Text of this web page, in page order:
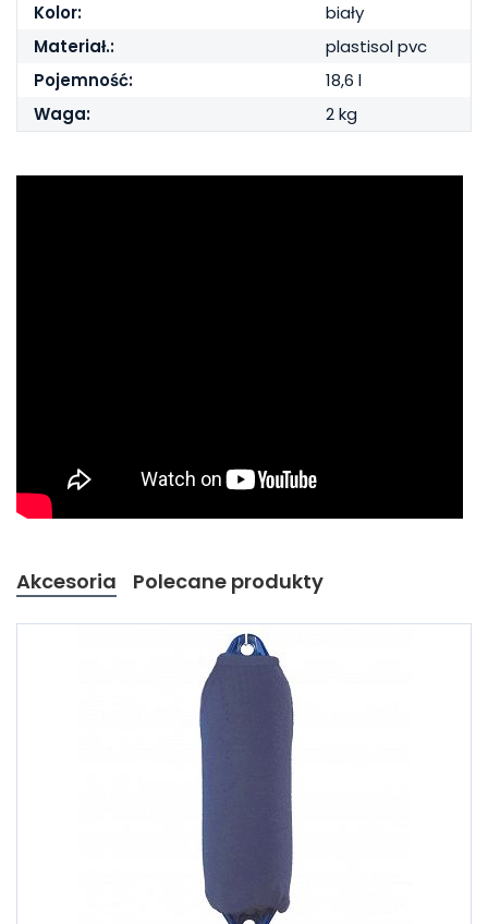
Kolor:
biały
Materiał.:
plastisol pvc
Pojemność:
18,6 l
Waga:
2 kg
Akcesoria Polecane produkty